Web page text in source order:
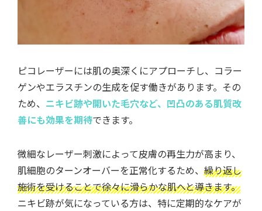
ピコレーザーには肌の奥深くにアプローチし、コラー
ゲンやエラスチンの生成を促す働きがあります。その
ため、 ニキビ跡や開いた毛穴など、凹凸のある肌質改
善にも効果を期待できます。
微細なレーザー刺激によって皮膚の再生力が高まり、
肌細胞のターンオーバーを正常化するため、 繰り返し
施術を受けることで徐々に滑らかな肌へと導きます。
ニキビ跡が気になっている方は、特に定期的なケアが